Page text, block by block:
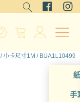
手
/小卡尺寸1M / BUA1L10499